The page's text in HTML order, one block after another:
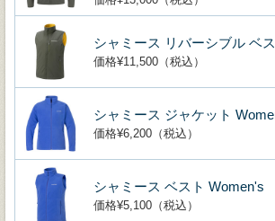
シャミース リバーシブル ベ
価格¥11,500（税込）
シャミース ジャケット
価格¥6,200（税込）
シャミース ベスト Women's
価格¥5,100（税込）